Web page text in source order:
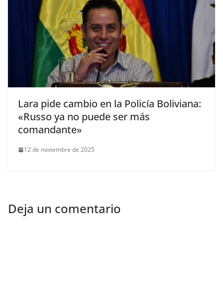
Lara pide cambio en la Policía Boliviana:
«Russo ya no puede ser más
comandante»
12 de noviembre de 2025
Deja un comentario